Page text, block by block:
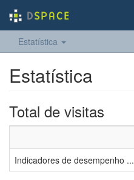
Estatística
Estatística
Total de visitas
Indicadores de desempenho ...